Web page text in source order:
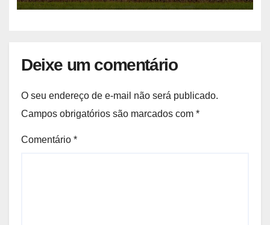
Deixe um comentário
O seu endereço de e-mail não será publicado.
Campos obrigatórios são marcados com *
Comentário *